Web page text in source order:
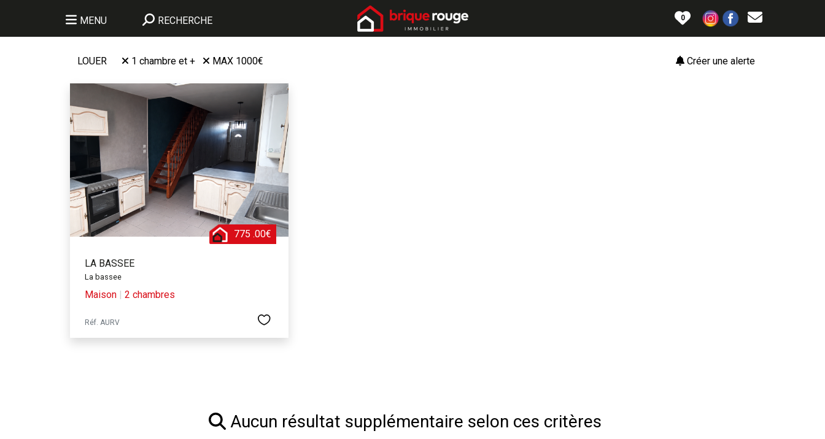
MENU RECHERCHE 0
Créer une alerte
LOUER 1 chambre et + MAX 1000€
775 .00€
LA BASSEE
La bassee
Maison | 2 chambres
Réf. AURV
Aucun résultat supplémentaire selon ces critères